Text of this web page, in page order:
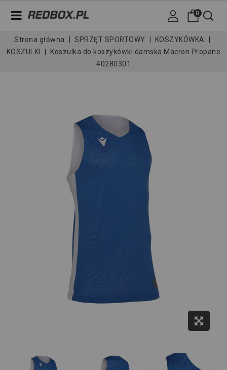
0
Strona główna SPRZĘT SPORTOWY
KOSZYKÓWKA
KOSZULKI
Koszulka do koszykówki damska Macron Propane
40280301